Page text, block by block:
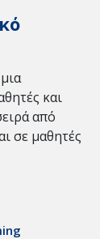
και
από
σε μαθητές